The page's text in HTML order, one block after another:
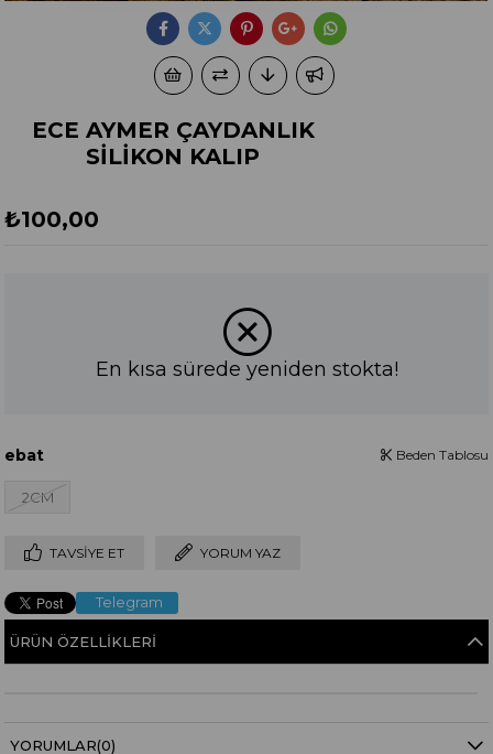
ECE AYMER ÇAYDANLIK
SİLİKON KALIP
₺100,00
En kısa sürede yeniden stokta!
ebat
2CM
Beden Tablosu
TAVSIYE ET YORUM YAZ
Telegram
ÜRÜN ÖZELLIKLERI
YORUMLAR(0)